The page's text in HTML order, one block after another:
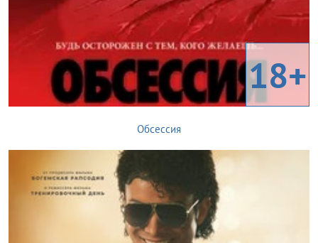
18+
Обсессия